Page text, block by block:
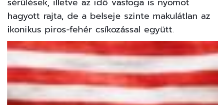
hagyott rajta, de a belseje szinte makulátlan az
ikonikus piros-fehér csíkozással együtt.